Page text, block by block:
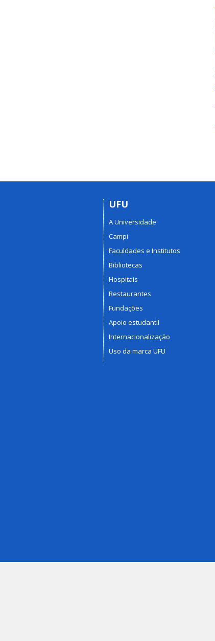
UFU
A Universidade
Campi
Faculdades e Institutos
Bibliotecas
Hospitais
Restaurantes
Fundações
Apoio estudantil
Internacionalização
Uso da marca UFU